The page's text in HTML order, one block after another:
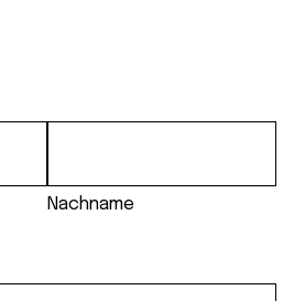
Nachname